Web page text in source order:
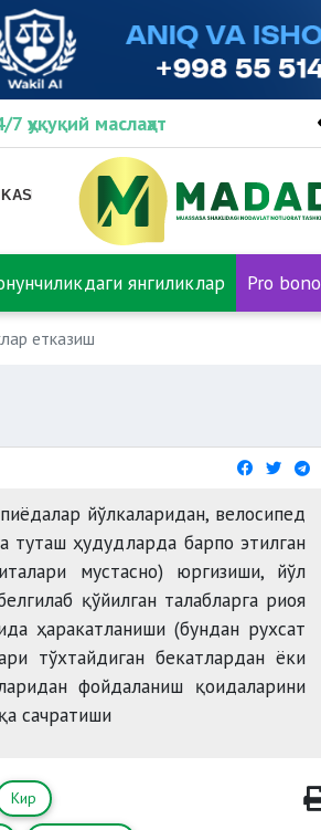
7 ҳуқуқий маслаҳат
янгиликлар Pro bono
етказиш
йўлкаларидан, велосипед
туташ ҳудудларда барпо этилган
мустасно) юргизиши, йўл
қўйилган талабларга риоя
ҳаракатланиши (бундан рухсат
тўхтайдиган бекатлардан ёки
фойдаланиш қоидаларини
сачратиши
Кир